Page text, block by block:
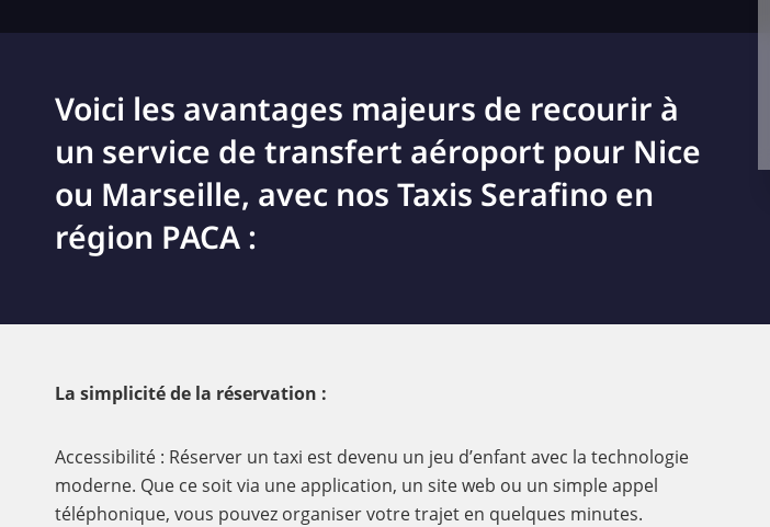
Voici les avantages majeurs de recourir à
un service de transfert aéroport pour Nice
ou Marseille, avec nos Taxis Serafino en
région PACA :
La simplicité de la réservation :
Accessibilité : Réserver un taxi est devenu un jeu d’enfant avec la technologie
moderne. Que ce soit via une application, un site web ou un simple appel
téléphonique, vous pouvez organiser votre trajet en quelques minutes.